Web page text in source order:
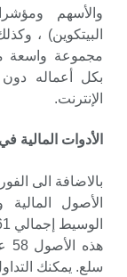
والأسهم
البيتكوين) ،
مجموعة واسعة
بكل أعماله
الإنترنت.
الأدوات المالية
بالاضافة الى
الأصول
سلع. يمكنك